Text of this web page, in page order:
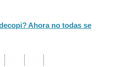
Ahora no todas se